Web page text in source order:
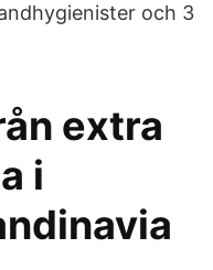
och 3
extra
i